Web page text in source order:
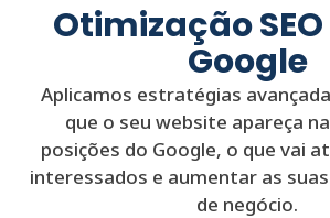
Otimização
Google
Aplicamos estratégias
que o seu website apareça
posições do Google, o que vai
interessados e aumentar as
de negócio.